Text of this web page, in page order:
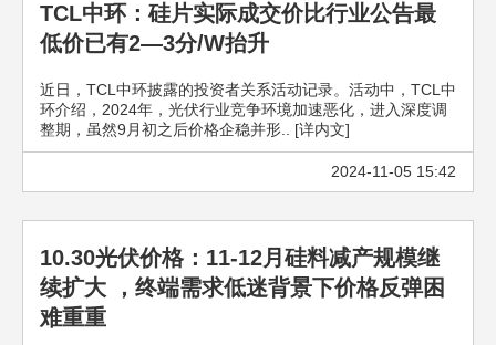
TCL中环：硅片实际成交价比行业公告最
低价已有2—3分/W抬升
近日，TCL中环披露的投资者关系活动记录。活动中，TCL中
环介绍，2024年，光伏行业竞争环境加速恶化，进入深度调
整期，虽然9月初之后价格企稳并形.. [详内文]
2024-11-05 15:42
10.30光伏价格：11-12月硅料减产规模继
续扩大 ，终端需求低迷背景下价格反弹困
难重重